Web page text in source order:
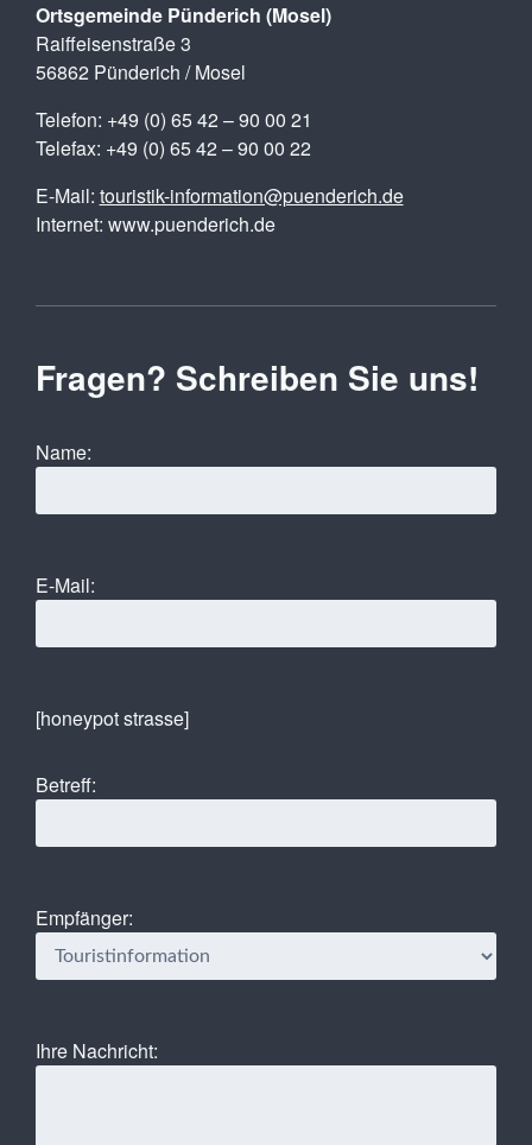
Ortsgemeinde Pünderich (Mosel)
Raiffeisenstraße 3
56862 Pünderich / Mosel
Telefon: +49 (0) 65 42 – 90 00 21
Telefax: +49 (0) 65 42 – 90 00 22
E-Mail: touristik-information@puenderich.de
Internet: www.puenderich.de
Fragen? Schreiben Sie uns!
Name:
E-Mail:
[honeypot strasse]
Betreff:
Empfänger:
Ihre Nachricht: